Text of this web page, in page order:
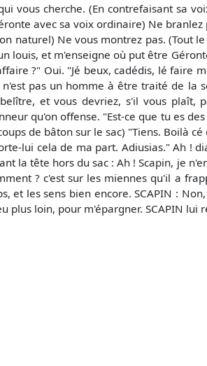
vous cherche. (En contrefaisant sa
avec sa voix ordinaire) Ne branlez
naturel) Ne vous montrez pas. (Tout
louis, et m'enseigne où put être
?" Oui. "Jé beux, cadédis, lé faire
pas un homme à être traité de la
et vous devriez, s'il vous plaît,
qu'on offense. "Est-ce que tu es
de bâton sur le sac) "Tiens. Boilà
lui cela de ma part. Adiusias." Ah !
la tête hors du sac : Ah ! Scapin, je
? c'est sur les miennes qu'il a
et les sens bien encore. SCAPIN :
plus loin, pour m'épargner. SCAPIN lui